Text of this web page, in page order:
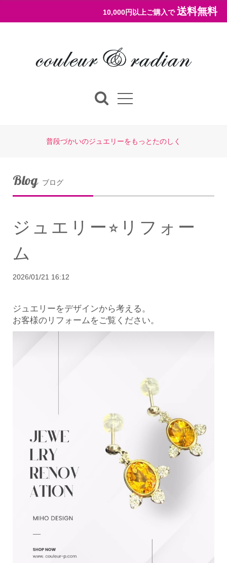
10,000円以上ご購入で 送料無料
普段づかいのジュエリーをもっとたのしく
Blog ブログ
ジュエリー⭐︎リフォー
ム
2026/01/21 16:12
ジュエリーをデザインから考える。
お客様のリフォームをご覧ください。